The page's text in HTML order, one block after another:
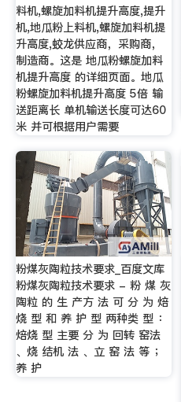
料机,螺旋加料机提升高度,提升
机,地瓜粉上料机,螺旋加料机提
升高度,蛟龙供应商，采购商，
制造商。这是 地瓜粉螺旋加料
机提升高度 的详细页面。地瓜
粉螺旋加料机提升高度 5倍 输
送距离长 单机输送长度可达60
米 并可根据用户需要
粉煤灰陶粒技术要求_百度文库
粉煤灰陶粒技术要求 - 粉 煤 灰
陶粒 的 生 产方 法 可 分 为 焙
烧 型 和 养 护 型 两种类 型 ：
焙烧 型 主要 分 为 回转 窑法
、烧 结机 法 、立 窑 法 等 ；
养 护